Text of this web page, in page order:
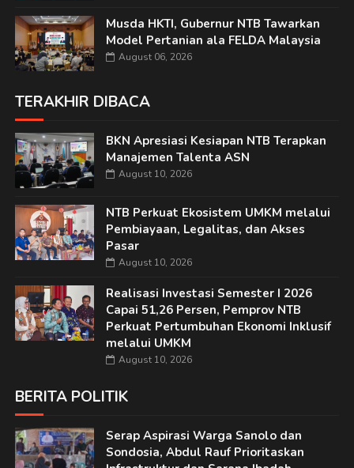
Musda HKTI, Gubernur NTB Tawarkan
Model Pertanian ala FELDA Malaysia
August 06, 2026
TERAKHIR DIBACA
BKN Apresiasi Kesiapan NTB Terapkan
Manajemen Talenta ASN
August 10, 2026
NTB Perkuat Ekosistem UMKM melalui
Pembiayaan, Legalitas, dan Akses
Pasar
August 10, 2026
Realisasi Investasi Semester I 2026
Capai 51,26 Persen, Pemprov NTB
Perkuat Pertumbuhan Ekonomi Inklusif
melalui UMKM
August 10, 2026
BERITA POLITIK
Serap Aspirasi Warga Sanolo dan
Sondosia, Abdul Rauf Prioritaskan